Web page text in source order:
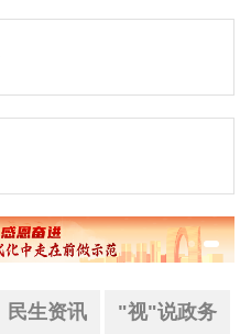
民生资讯 "视"说政务